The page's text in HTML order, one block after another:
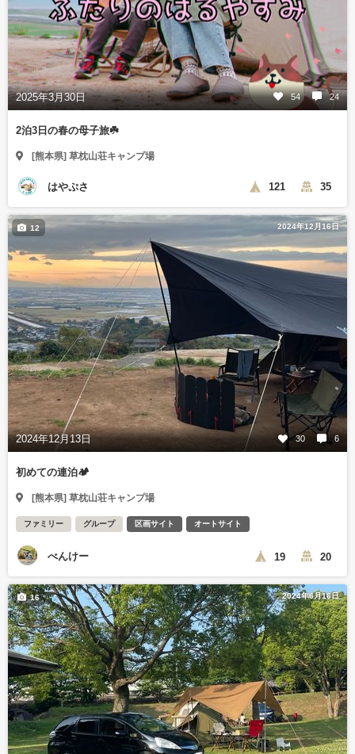
2025年3月30日 54 24
2泊3日の春の母子旅☘️
[熊本県] 草枕山荘キャンプ場
はやぷさ 121 35
2024年12月16日
2024年12月13日 30 6
12
初めての連泊🏕️
[熊本県] 草枕山荘キャンプ場
ファミリー グループ 区画サイト オートサイト
べんけー 19 20
2024年6月16日
16